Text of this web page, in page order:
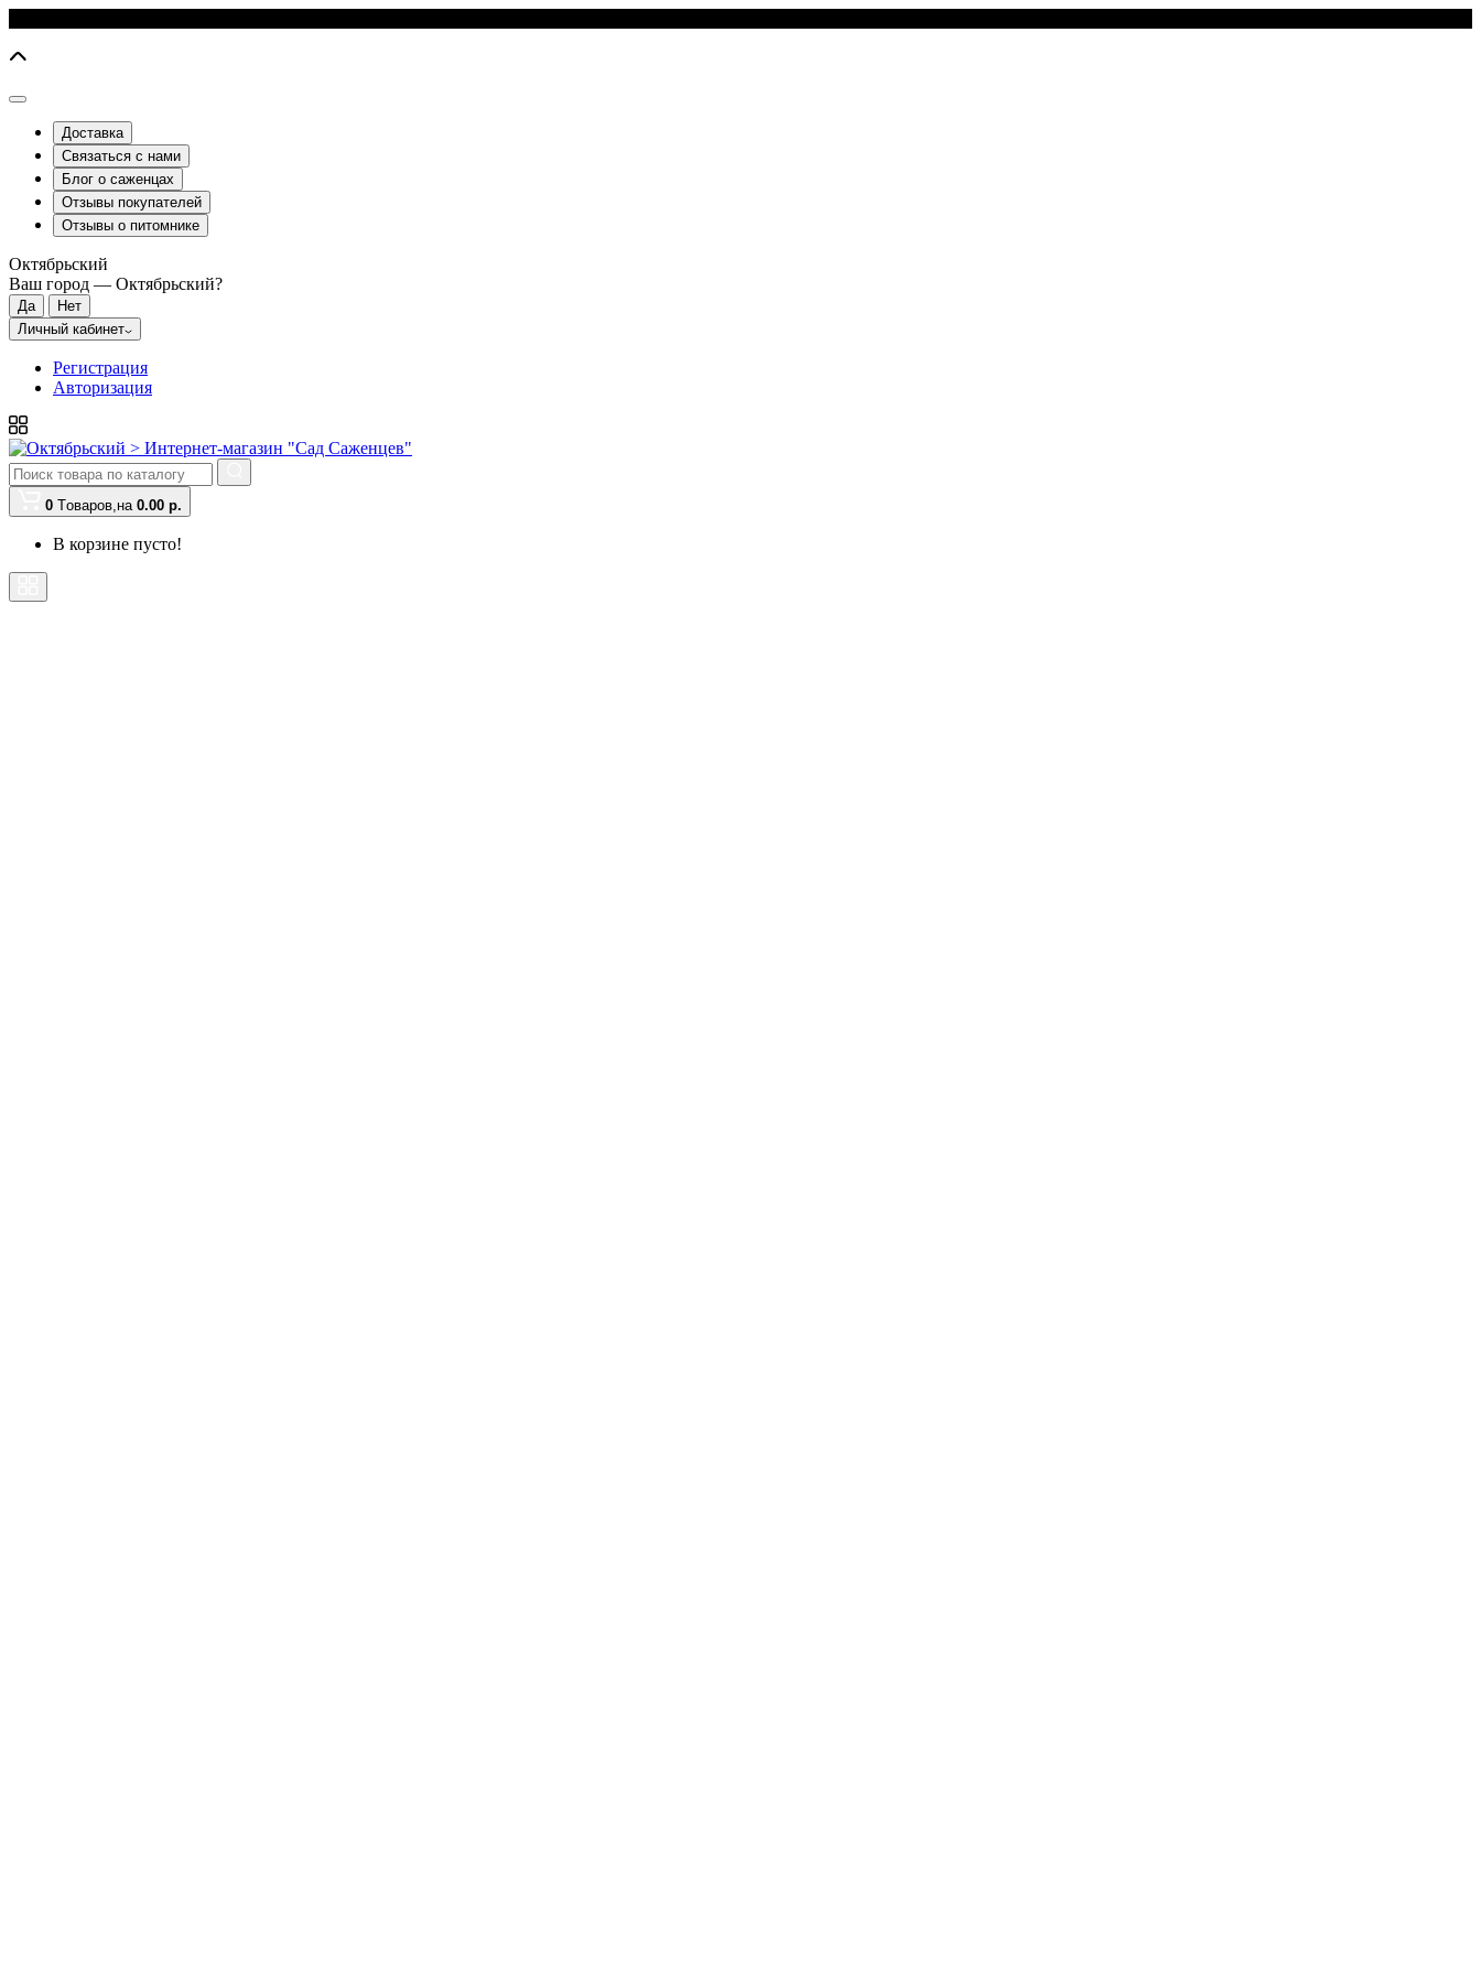
Доставка
Связаться с нами
Блог о саженцах
Отзывы покупателей
Отзывы о питомнике
Октябрьский
Ваш город — Октябрьский?
Личный кабинет
Регистрация
Авторизация
0 Tоваров,на 0.00 р.
В корзине пусто!